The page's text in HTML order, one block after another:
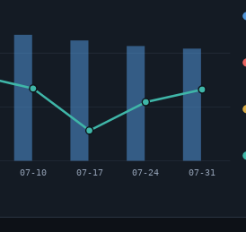
07-10 07-17 07-24 07-31